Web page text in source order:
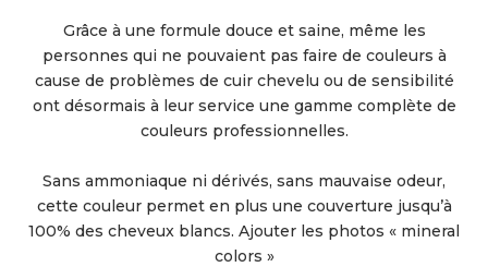
Grâce à une formule douce et saine, même les
personnes qui ne pouvaient pas faire de couleurs à
cause de problèmes de cuir chevelu ou de sensibilité
ont désormais à leur service une gamme complète de
couleurs professionnelles.
Sans ammoniaque ni dérivés, sans mauvaise odeur,
cette couleur permet en plus une couverture jusqu’à
100% des cheveux blancs. Ajouter les photos « mineral
colors »